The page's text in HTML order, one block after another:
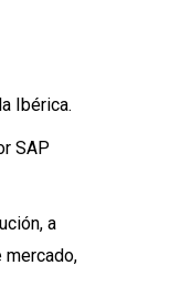
Ibérica.
SAP
a
mercado,